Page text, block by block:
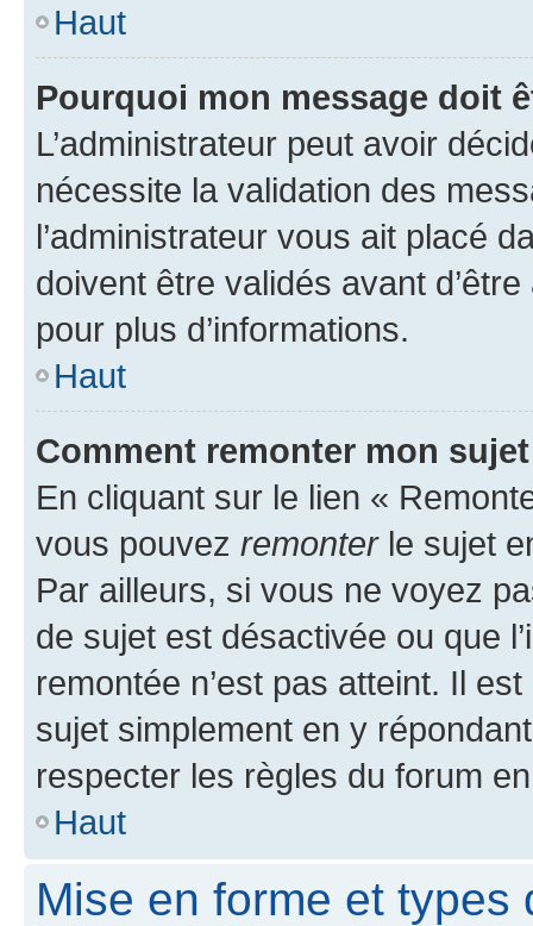
Haut
Pourquoi mon message doit
L’administrateur peut avoir
nécessite la validation des
l’administrateur vous ait placé
doivent être validés avant
pour plus d’informations.
Haut
Comment remonter mon
En cliquant sur le lien «
vous pouvez remonterle sujet
Par ailleurs, si vous ne voyez
de sujet est désactivée ou que
remontée n’est pas atteint. Il
sujet simplement en y
respecter les règles du forum
Haut
Mise en forme et types